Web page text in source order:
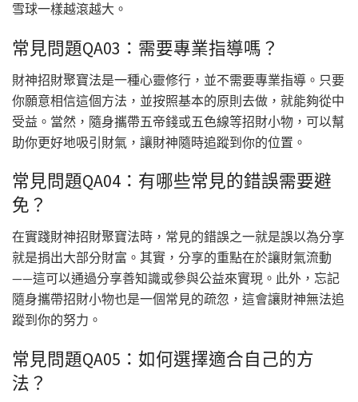
雪球一樣越滾越大。
常見問題QA03：需要專業指導嗎？
財神招財聚寶法是一種心靈修行，並不需要專業指導。只要
你願意相信這個方法，並按照基本的原則去做，就能夠從中
受益。當然，隨身攜帶五帝錢或五色線等招財小物，可以幫
助你更好地吸引財氣，讓財神隨時追蹤到你的位置。
常見問題QA04：有哪些常見的錯誤需要避
免？
在實踐財神招財聚寶法時，常見的錯誤之一就是誤以為分享
就是捐出大部分財富。其實，分享的重點在於讓財氣流動
——這可以通過分享善知識或參與公益來實現。此外，忘記
隨身攜帶招財小物也是一個常見的疏忽，這會讓財神無法追
蹤到你的努力。
常見問題QA05：如何選擇適合自己的方
法？